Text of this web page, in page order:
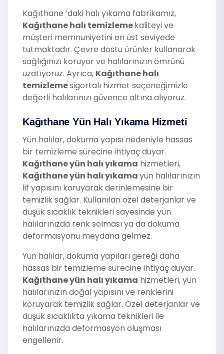
Kağıthane ’daki halı yıkama fabrikamız,
Kağıthane halı temizlemekaliteyi ve
müşteri memnuniyetini en üst seviyede
tutmaktadır. Çevre dostu ürünler kullanarak
sağlığınızı koruyor ve halılarınızın ömrünü
uzatıyoruz. Ayrıca, Kağıthane halı
temizlemesigortalı hizmet seçeneğimizle
değerli halılarınızı güvence altına alıyoruz.
Kağıthane Yün Halı Yıkama Hizmeti
Yün halılar, dokuma yapısı nedeniyle hassas
bir temizleme sürecine ihtiyaç duyar.
Kağıthane yün halı yıkama hizmetleri,
Kağıthane yün halı yıkamayün halılarınızın
lif yapısını koruyarak derinlemesine bir
temizlik sağlar. Kullanılan özel deterjanlar ve
düşük sıcaklık teknikleri sayesinde yün
halılarınızda renk solması ya da dokuma
deformasyonu meydana gelmez.
Yün halılar, dokuma yapıları gereği daha
hassas bir temizleme sürecine ihtiyaç duyar.
Kağıthane yün halı yıkama hizmetleri, yün
halılarınızın doğal yapısını ve renklerini
koruyarak temizlik sağlar. Özel deterjanlar ve
düşük sıcaklıkta yıkama teknikleri ile
halılarınızda deformasyon oluşması
engellenir.